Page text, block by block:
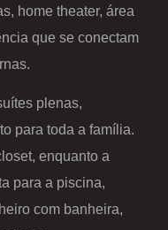
home theater, área
que se conectam
plenas,
para toda a família.
enquanto a
para a piscina,
com banheira,